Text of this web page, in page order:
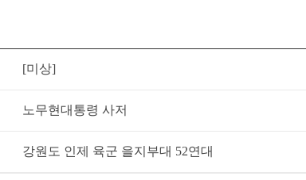
[미상]
노무현대통령 사저
강원도 인제 육군 을지부대 52연대